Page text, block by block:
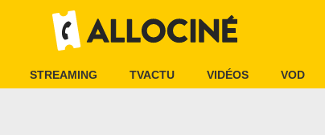
STREAMING TVACTU VIDÉOS VOD